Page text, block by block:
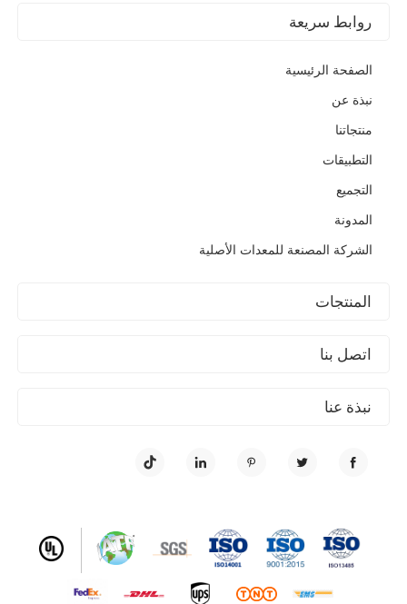
نبذة عنا
روابط سريعة
الصفحة الرئيسية
نبذة عن
منتجاتنا
التطبيقات
التجميع
المدونة
الشركة المصنعة للمعدات الأصلية
المنتجات
اتصل بنا